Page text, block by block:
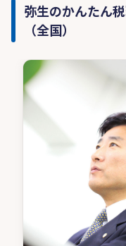
弥生のかんたん
（全国）